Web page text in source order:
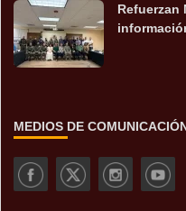
Refuerzan
MEDIOS DE